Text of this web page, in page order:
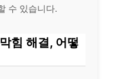
수 있습니다.
힘 해결, 어떻